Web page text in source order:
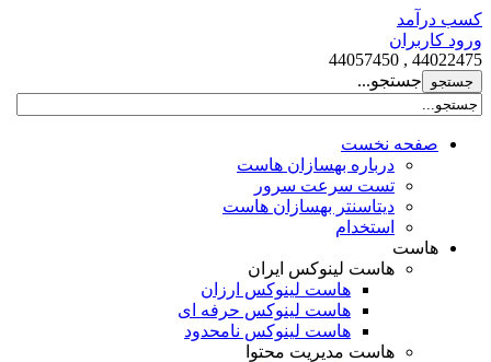
کسب درآمد
ورود کاربران
44022475 , 44057450
جستجو...
صفحه نخست
درباره بهسازان هاست
تست سرعت سرور
دیتاسنتر بهسازان هاست
استخدام
هاست
هاست لینوکس ایران
هاست لینوکس ارزان
هاست لینوکس حرفه ای
هاست لینوکس نامحدود
هاست مدیریت محتوا